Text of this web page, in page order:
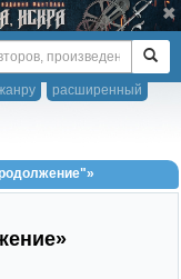
расширенный